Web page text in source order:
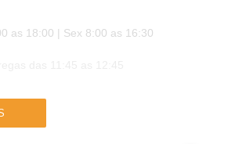
as 18:00 | Sex 8:00 as 16:30